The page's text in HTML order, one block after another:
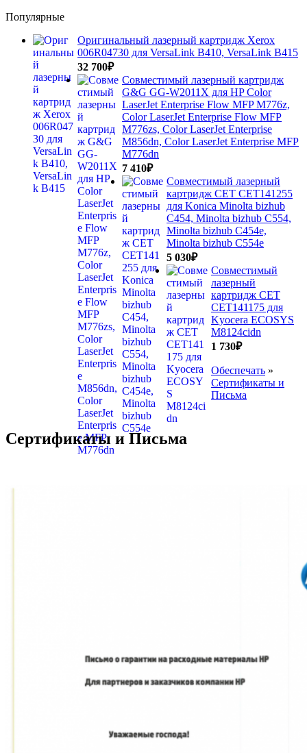
Популярные
Оригинальный лазерный картридж Xerox
006R04730 для VersaLink B410, VersaLink B415
32 700₽
Совместимый лазерный картридж
G&G GG-W2011X для HP Color
LaserJet Enterprise Flow MFP M776z,
Color LaserJet Enterprise Flow MFP
M776zs, Color LaserJet Enterprise
M856dn, Color LaserJet Enterprise MFP
M776dn
7 410₽
Совместимый лазерный
картридж CET CET141255
для Konica Minolta bizhub
C454, Minolta bizhub C554,
Minolta bizhub C454e,
Minolta bizhub C554e
5 030₽
Совместимый
лазерный
картридж CET
CET141175 для
Kyocera ECOSYS
M8124cidn
1 730₽
Обеспечать »
Сертификаты и
Письма
Сертификаты и Письма